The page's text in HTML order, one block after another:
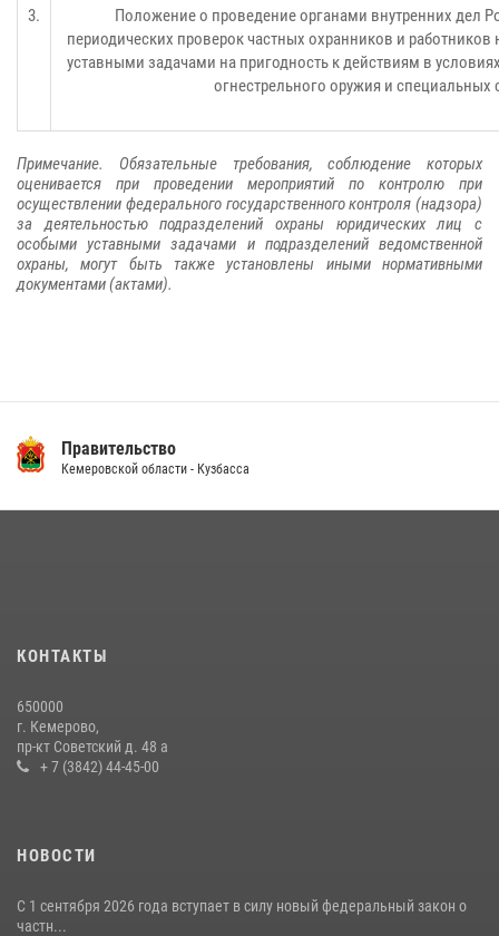
3.
Положение о проведение органами внутренних дел
периодических проверок частных охранников и
уставными задачами на пригодность к действиям в
огнестрельного оружия и специальных
Примечание. Обязательные требования, соблюдение которых
оценивается при проведении мероприятий по контролю при
осуществлении федерального государственного контроля (надзора)
за деятельностью подразделений охраны юридических лиц с
особыми уставными задачами и подразделений ведомственной
охраны, могут быть также установлены иными нормативными
документами (актами).
Правительство
Кемеровской области - Кузбасса
КОНТАКТЫ
650000
г. Кемерово,
пр-кт Советский д. 48 а
+ 7 (3842) 44-45-00
НОВОСТИ
С 1 сентября 2026 года вступает в силу новый федеральный закон о
частн...